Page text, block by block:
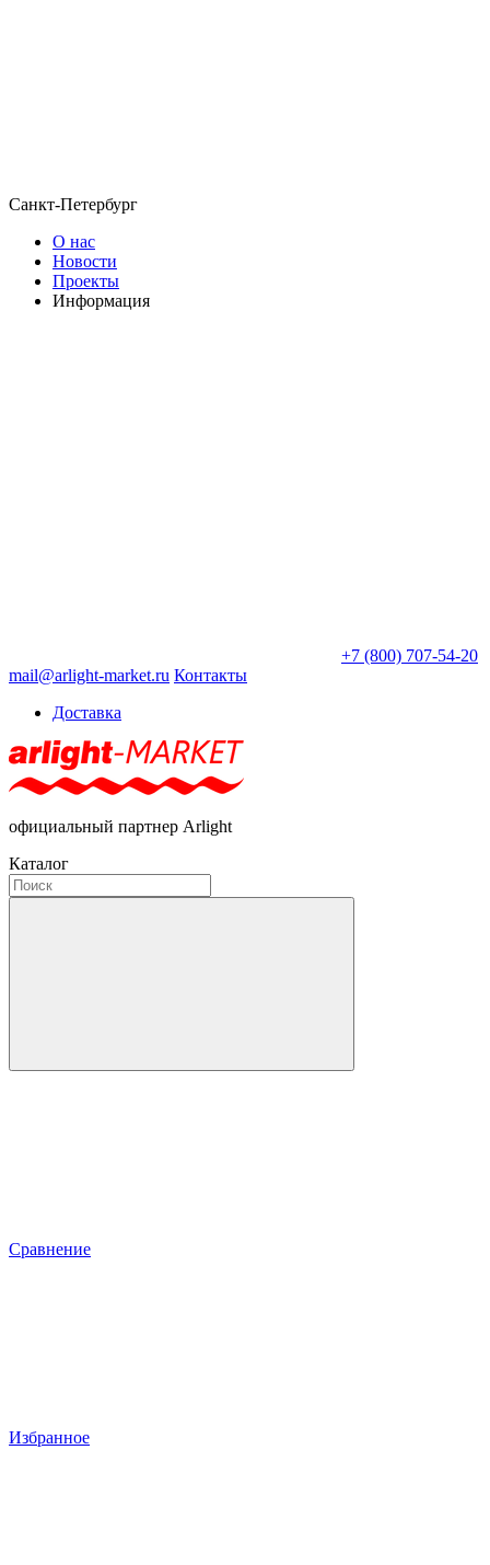
Санкт-Петербург
О нас
Новости
Проекты
Информация
+7 (800) 707-54-20
mail@arlight-market.ru Контакты
Доставка
официальный партнер Arlight
Каталог
Сравнение
Избранное